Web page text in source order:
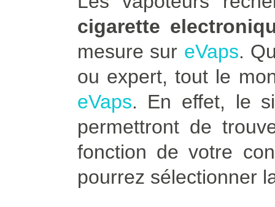
cigarette
mesure sur eVaps.
ou expert, tout le
eVaps. En effet, le
permettront de
fonction de votre
pourrez sélectionner